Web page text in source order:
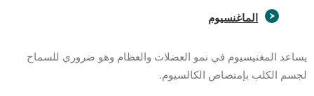
الماغنسيوم
يساعد المغنيسيوم في نمو العضلات والعظام وهو ضروري للسماح
لجسم الكلب بإمتصاص الكالسيوم.